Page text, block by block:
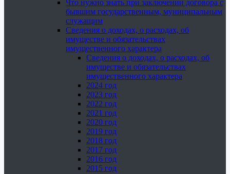
Что нужно знать при заключении договора с
бывшим государственным, муниципальным
служащим
Сведения о доходах, о расходах, об
имуществе и обязательствах
имущественного характера
Сведения о доходах, о расходах, об
имуществе и обязательствах
имущественного характера
2024 год
2023 год
2022 год
2021 год
2020 год
2019 год
2018 год
2017 год
2016 год
2015 год